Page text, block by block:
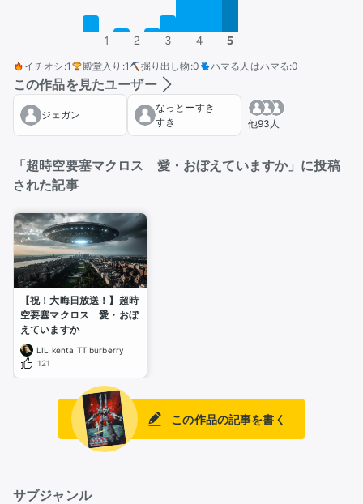
1 2 3 4 5
イチオシ :1 殿堂入り :1 掘り出し物 :0 ハマる人はハマる:0
この作品を見たユーザー
ジェガン
なっとーすき
すき
他93人
「超時空要塞マクロス 愛・おぼえていますか」に投稿
された記事
【祝！大晦日放送！】超時
空要塞マクロス　愛・おぼ
えていますか
LIL kenta TT burberry
121
この作品の記事を書く
サブジャンル